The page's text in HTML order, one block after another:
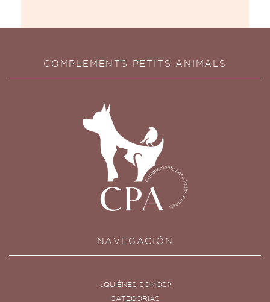
COMPLEMENTS PETITS ANIMALS
NAVEGACIÓN
¿QUIÉNES SOMOS?
CATEGORÍAS